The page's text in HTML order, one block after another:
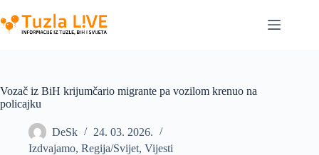
to
content
Vozač iz BiH krijumčario migrante pa vozilom krenuo na
policajku
DeSk
24. 03. 2026.
Izdvajamo, Regija/Svijet, Vijesti